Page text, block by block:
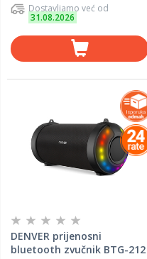
Dostavljamo već od
31.08.2026
DENVER prijenosni
bluetooth zvučnik BTG-212